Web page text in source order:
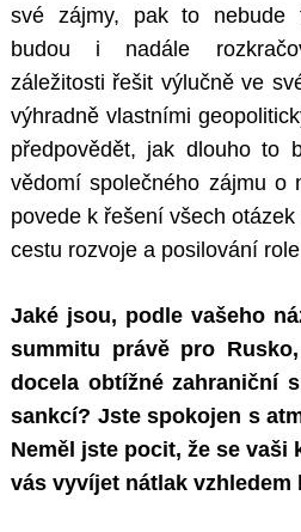
své zájmy, pak to nebude
budou i nadále
záležitosti řešit výlučně ve
výhradně vlastními
předpovědět, jak dlouho to
vědomí společného zájmu o
povede k řešení všech
cestu rozvoje a posilování
Jaké jsou, podle vašeho
summitu právě pro
docela obtížné zahraniční
sankcí? Jste spokojen s
Neměl jste pocit, že se vaši
vás vyvíjet nátlak vzhledem